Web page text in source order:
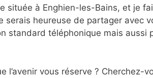
située à Enghien-les-Bains, et je
serais heureuse de partager avec
standard téléphonique mais
l’avenir vous réserve ? Cherchez-